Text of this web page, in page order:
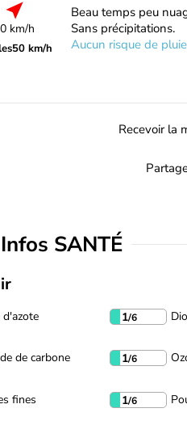
km/h
50 km/h
Beau temps peu
Sans précipitations.
Aucun risque de pluie
Recevoir la
Infos SANTÉ
d'azote 1/6
de carbone 1/6
fines 1/6